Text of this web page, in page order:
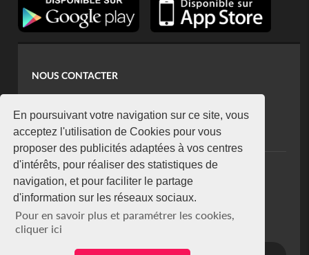
En poursuivant votre navigation sur ce site, vous
acceptez l'utilisation de Cookies pour vous
proposer des publicités adaptées à vos centres
d'intérêts, pour réaliser des statistiques de
navigation, et pour faciliter le partage
d'information sur les réseaux sociaux.
Pour en savoir plus et paramétrer les cookies,
cliquer ici
NOUS CONTACTER
koaci@yahoo.fr
+225 07 08 85 52 93
NEWSLETTER
Restez connecté via notre newsletter
S'abonner
Se désabonner